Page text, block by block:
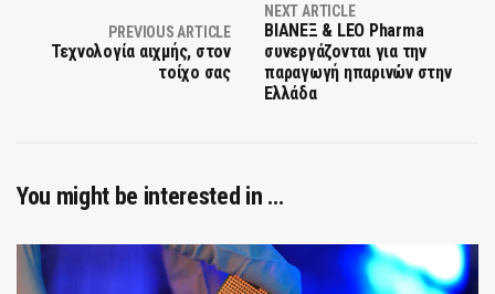
PREVIOUS ARTICLE
Τεχνολογία αιχμής, στον
τοίχο σας
NEXT ARTICLE
ΒΙΑΝΕΞ & LEO Pharma
συνεργάζονται για την
παραγωγή ηπαρινών στην
Ελλάδα
You might be interested in …